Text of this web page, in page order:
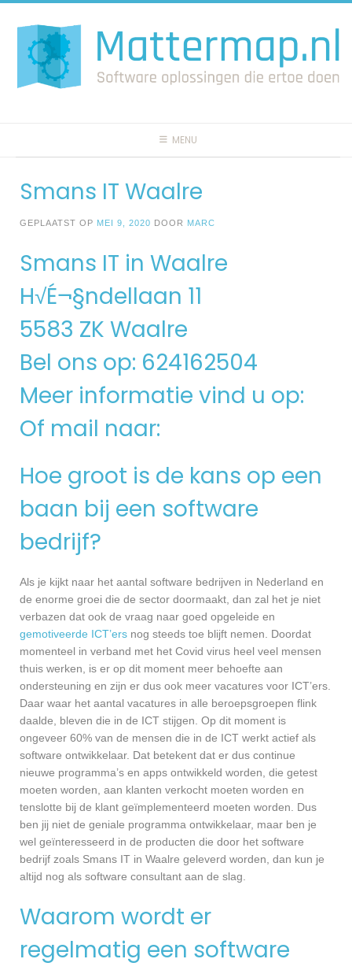
naar
inhoud
MENU
Smans IT Waalre
GEPLAATST OP MEI 9, 2020 DOOR MARC
Smans IT in Waalre
H√É¬§ndellaan 11
5583 ZK Waalre
Bel ons op: 624162504
Meer informatie vind u op:
Of mail naar:
Hoe groot is de kans op een
baan bij een software
bedrijf?
Als je kijkt naar het aantal software bedrijven in Nederland en
de enorme groei die de sector doormaakt, dan zal het je niet
verbazen dat ook de vraag naar goed opgeleide en
gemotiveerde ICT’ers nog steeds toe blijft nemen. Doordat
momenteel in verband met het Covid virus heel veel mensen
thuis werken, is er op dit moment meer behoefte aan
ondersteuning en zijn er dus ook meer vacatures voor ICT’ers.
Daar waar het aantal vacatures in alle beroepsgroepen flink
daalde, bleven die in de ICT stijgen. Op dit moment is
ongeveer 60% van de mensen die in de ICT werkt actief als
software ontwikkelaar. Dat betekent dat er dus continue
nieuwe programma’s en apps ontwikkeld worden, die getest
moeten worden, aan klanten verkocht moeten worden en
tenslotte bij de klant geïmplementeerd moeten worden. Dus
ben jij niet de geniale programma ontwikkelaar, maar ben je
wel geïnteresseerd in de producten die door het software
bedrijf zoals Smans IT in Waalre geleverd worden, dan kun je
altijd nog als software consultant aan de slag.
Waarom wordt er
regelmatig een software